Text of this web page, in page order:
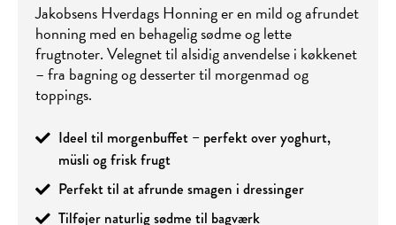
Jakobsens Hverdags Honning er en mild og afrundet
honning med en behagelig sødme og lette
frugtnoter. Velegnet til alsidig anvendelse i køkkenet
– fra bagning og desserter til morgenmad og
toppings.
Ideel til morgenbuffet – perfekt over yoghurt,
müsli og frisk frugt
Perfekt til at afrunde smagen i dressinger
Tilføjer naturlig sødme til bagværk